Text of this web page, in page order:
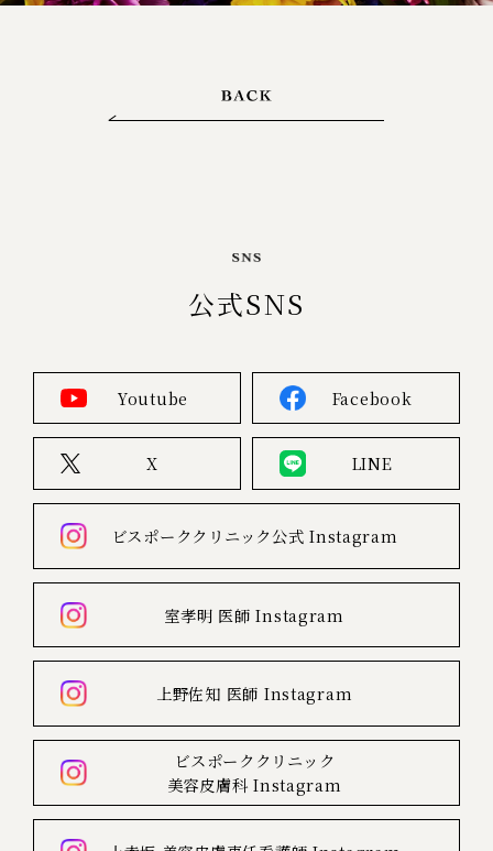
公式SNS
Youtube Facebook
X LINE
ビスポーククリニック公式 Instagram
室孝明 医師 Instagram
上野佐知 医師 Instagram
ビスポーククリニック
美容皮膚科 Instagram